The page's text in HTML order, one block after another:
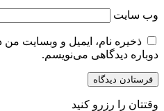
وب‌ سایت
ذخیره نام، ایمیل و وبسایت
دوباره دیدگاهی می‌نویسم.
وقتتان را رزرو کنید